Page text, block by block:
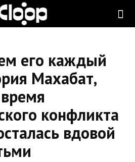
его каждый
Махабат,
конфликта
вдовой